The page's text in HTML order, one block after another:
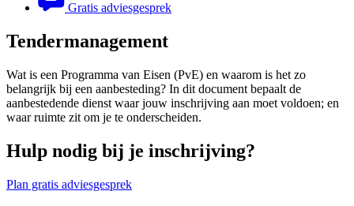
Gratis adviesgesprek
Tendermanagement
Wat is een Programma van Eisen (PvE) en waarom is het zo
belangrijk bij een aanbesteding? In dit document bepaalt de
aanbestedende dienst waar jouw inschrijving aan moet voldoen; en
waar ruimte zit om je te onderscheiden.
Hulp nodig bij je inschrijving?
Plan gratis adviesgesprek